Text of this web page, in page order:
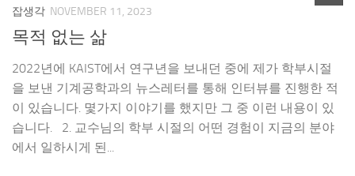
잡생각 NOVEMBER 11, 2023
목적 없는 삶
2022년에 KAIST에서 연구년을 보내던 중에 제가 학부시절
을 보낸 기계공학과의 뉴스레터를 통해 인터뷰를 진행한 적
이 있습니다. 몇가지 이야기를 했지만 그 중 이런 내용이 있
습니다. 2. 교수님의 학부 시절의 어떤 경험이 지금의 분야
에서 일하시게 된...